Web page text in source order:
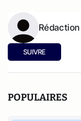
SUIVRE
POPULAIRES